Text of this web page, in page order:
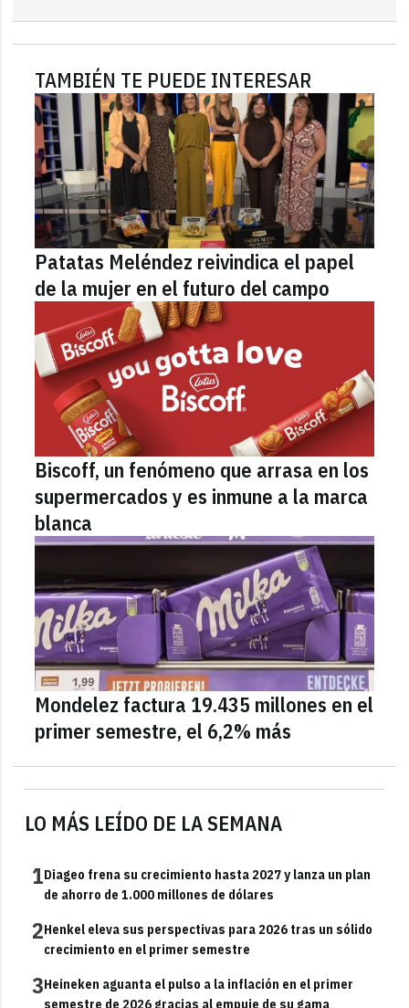
LO MÁS LEÍDO DE LA SEMANA
1Diageo frena su crecimiento hasta 2027 y lanza un plan
de ahorro de 1.000 millones de dólares
2Henkel eleva sus perspectivas para 2026 tras un sólido
crecimiento en el primer semestre
3Heineken aguanta el pulso a la inflación en el primer
semestre de 2026 gracias al empuje de su gama
TAMBIÉN TE PUEDE INTERESAR
Patatas Meléndez reivindica el papel
de la mujer en el futuro del campo
Biscoff, un fenómeno que arrasa en los
supermercados y es inmune a la marca
blanca
Mondelez factura 19.435 millones en el
primer semestre, el 6,2% más